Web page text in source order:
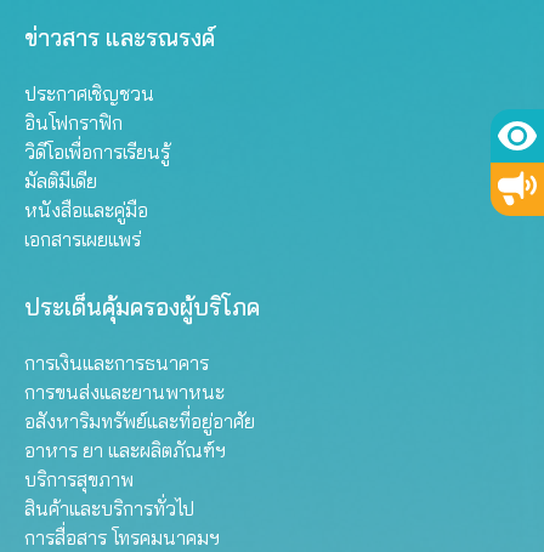
ข่าวสาร และรณรงค์
ประกาศเชิญชวน
อินโฟกราฟิก
วิดีโอเพื่อการเรียนรู้
มัลติมีเดีย
หนังสือและคู่มือ
เอกสารเผยแพร่
ประเด็นคุ้มครองผู้บริโภค
การเงินและการธนาคาร
การขนส่งและยานพาหนะ
อสังหาริมทรัพย์และที่อยู่อาศัย
อาหาร ยา และผลิตภัณฑ์ฯ
บริการสุขภาพ
สินค้าและบริการทั่วไป
การสื่อสาร โทรคมนาคมฯ